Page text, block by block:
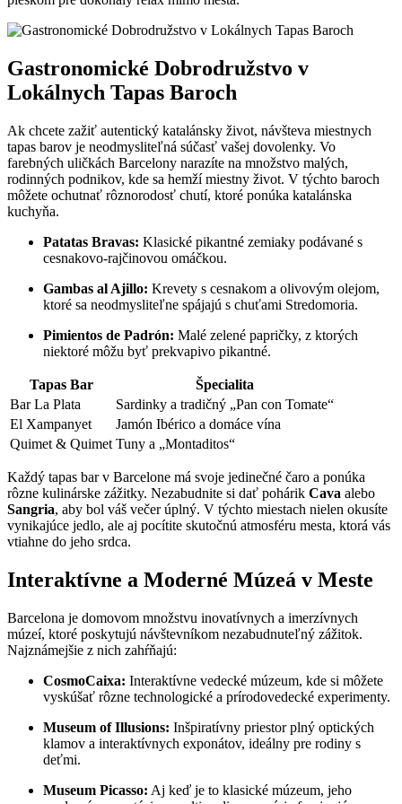
Gastronomické Dobrodružstvo v
Lokálnych Tapas Baroch
Ak chcete zažiť autentický katalánsky život, návšteva miestnych
tapas barov je neodmysliteľná súčasť vašej dovolenky. Vo
farebných uličkách Barcelony narazíte na množstvo malých,
rodinných podnikov, kde sa hemží miestny život. V týchto baroch
môžete ochutnať rôznorodosť chutí, ktoré ponúka katalánska
kuchyňa.
Patatas Bravas: Klasické pikantné zemiaky podávané s
cesnakovo-rajčinovou omáčkou.
Gambas al Ajillo: Krevety s cesnakom a olivovým olejom,
ktoré sa neodmysliteľne spájajú s chuťami Stredomoria.
Pimientos de Padrón: Malé zelené papričky, z ktorých
niektoré môžu byť prekvapivo pikantné.
Tapas Bar
Špecialita
Bar La Plata
Sardinky a tradičný „Pan con Tomate“
El Xampanyet
Jamón Ibérico a domáce vína
Quimet & Quimet Tuny a „Montaditos“
Každý tapas bar v Barcelone má svoje jedinečné čaro a ponúka
rôzne kulinárske zážitky. Nezabudnite si dať pohárik Cava alebo
Sangria, aby bol váš večer úplný. V týchto miestach nielen okusíte
vynikajúce jedlo, ale aj pocítite skutočnú atmosféru mesta, ktorá vás
vtiahne do jeho srdca.
Interaktívne a Moderné Múzeá v Meste
Barcelona je domovom množstvu inovatívnych a imerzívnych
múzeí, ktoré poskytujú návštevníkom nezabudnuteľný zážitok.
Najznámejšie z nich zahŕňajú:
CosmoCaixa: Interaktívne vedecké múzeum, kde si môžete
vyskúšať rôzne technologické a prírodovedecké experimenty.
Museum of Illusions: Inšpiratívny priestor plný optických
klamov a interaktívnych exponátov, ideálny pre rodiny s
deťmi.
Museum Picasso: Aj keď je to klasické múzeum, jeho